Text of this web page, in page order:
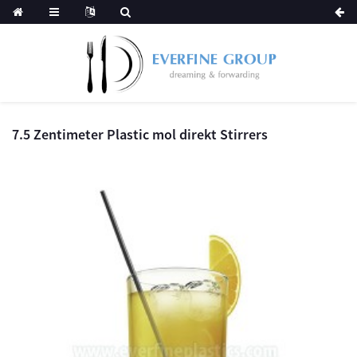
7.5 Zentimeter Plastic mol direkt Stirrers